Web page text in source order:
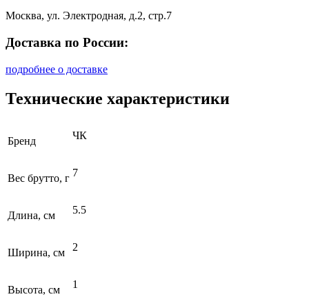
Москва, ул. Электродная, д.2, стр.7
Доставка по России:
подробнее о доставке
Технические характеристики
Бренд ЧК
Вес брутто, г 7
Длина, см 5.5
Ширина, см 2
Высота, см 1